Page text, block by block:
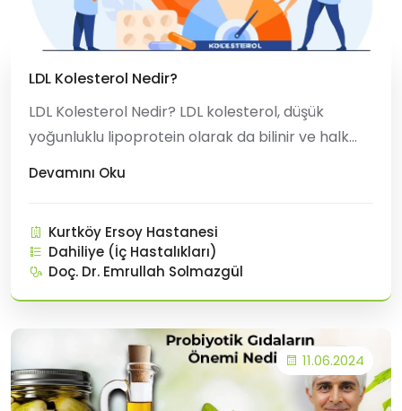
LDL Kolesterol Nedir?
LDL Kolesterol Nedir? LDL kolesterol, düşük
yoğunluklu lipoprotein olarak da bilinir ve halk
arasında kötü kolesterol olarak adlandırılır.
trigliseritleri (vücudun enerji için kullandığı yağ t&
Devamını Oku
Kurtköy Ersoy Hastanesi
Dahiliye (İç Hastalıkları)
Doç. Dr. Emrullah Solmazgül
11.06.2024